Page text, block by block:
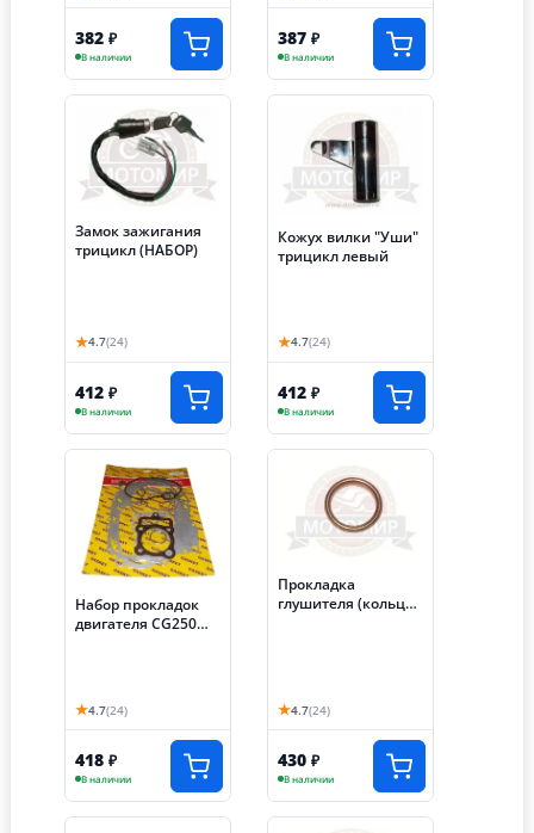
382 ₽
В наличии
387 ₽
В наличии
Замок зажигания
трицикл (НАБОР)
★4.7(24)
412 ₽
В наличии
Кожух вилки "Уши"
трицикл левый
★4.7(24)
412 ₽
В наличии
Набор прокладок
двигателя CG250
★4.7(24)
418 ₽
В наличии
Прокладка
глушителя (кольцо)
★4.7(24)
430 ₽
В наличии